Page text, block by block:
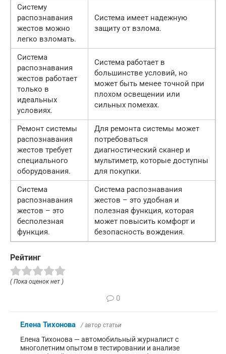
Систему
распознавания
жестов можно
легко взломать.
Система имеет надежную
защиту от взлома.
Система
распознавания
жестов работает
только в
идеальных
условиях.
Система работает в
большинстве условий, но
может быть менее точной при
плохом освещении или
сильных помехах.
Ремонт системы
распознавания
жестов требует
специального
оборудования.
Для ремонта системы может
потребоваться
диагностический сканер и
мультиметр, которые доступны
для покупки.
Система
распознавания
жестов – это
бесполезная
функция.
Система распознавания
жестов – это удобная и
полезная функция, которая
может повысить комфорт и
безопасность вождения.
Рейтинг
( Пока оценок нет )
0
Елена Тихонова / автор статьи
Елена Тихонова — автомобильный журналист с
многолетним опытом в тестировании и анализе